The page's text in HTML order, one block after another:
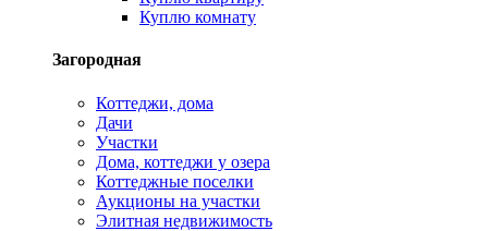
Куплю комнату
Загородная
Коттеджи, дома
Дачи
Участки
Дома, коттеджи у озера
Коттеджные поселки
Аукционы на участки
Элитная недвижимость